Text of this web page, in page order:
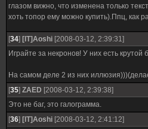
глазом вижно, что изменена только
хоть топор ему можно купить).Ппц, как
[34] [IT]Aoshi [2008-03-12, 2:39:31]
Играйте за некронов! У них есть крутой
На самом деле 2 из них
[35] ZAED [2008-03-12, 2:39:38]
Это не баг, это галограмма.
[36] [IT]Aoshi [2008-03-12, 2:41:12]